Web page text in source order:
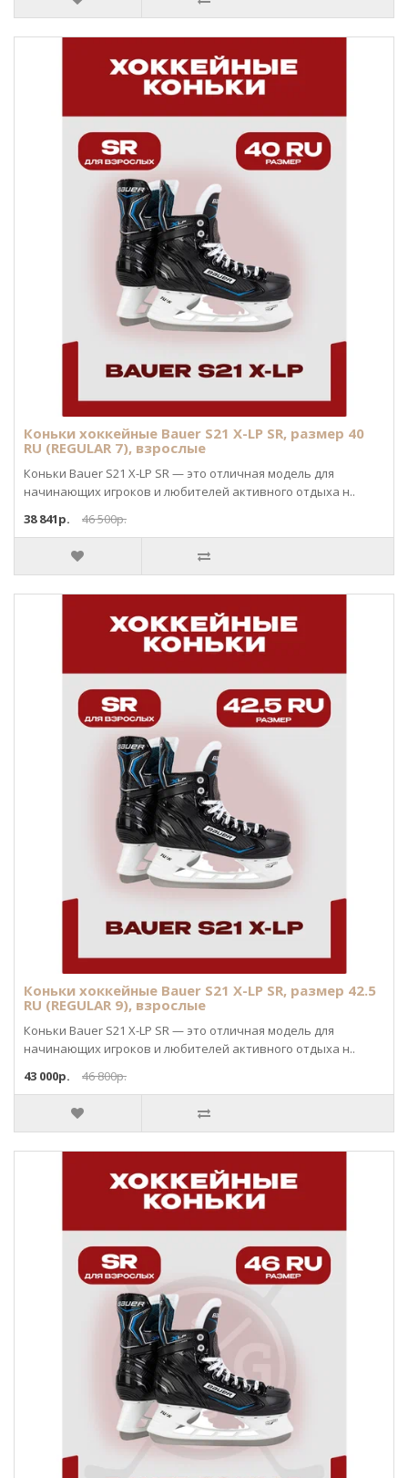
Коньки хоккейные Bauer S21 X-LP SR, размер 40
RU (REGULAR 7), взрослые
Коньки Bauer S21 X-LP SR — это отличная модель для
начинающих игроков и любителей активного отдыха н..
38 841р.
46 500р.
Коньки хоккейные Bauer S21 X-LP SR, размер 42.5
RU (REGULAR 9), взрослые
Коньки Bauer S21 X-LP SR — это отличная модель для
начинающих игроков и любителей активного отдыха н..
43 000р.
46 800р.